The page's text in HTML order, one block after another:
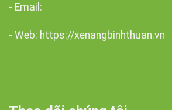
- Email:
- Web: https://xenangbinhthuan.vn